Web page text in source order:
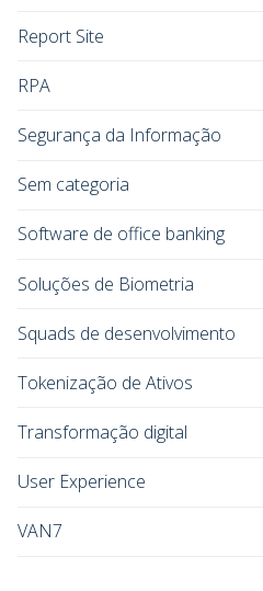
Report Site
RPA
Segurança da Informação
Sem categoria
Software de office banking
Soluções de Biometria
Squads de desenvolvimento
Tokenização de Ativos
Transformação digital
User Experience
VAN7